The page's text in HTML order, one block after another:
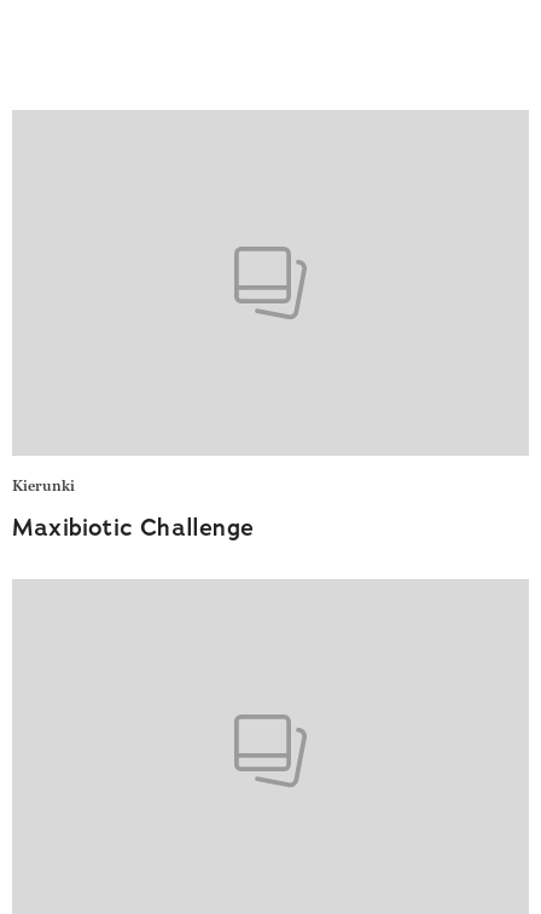
Kierunki
Maxibiotic Challenge